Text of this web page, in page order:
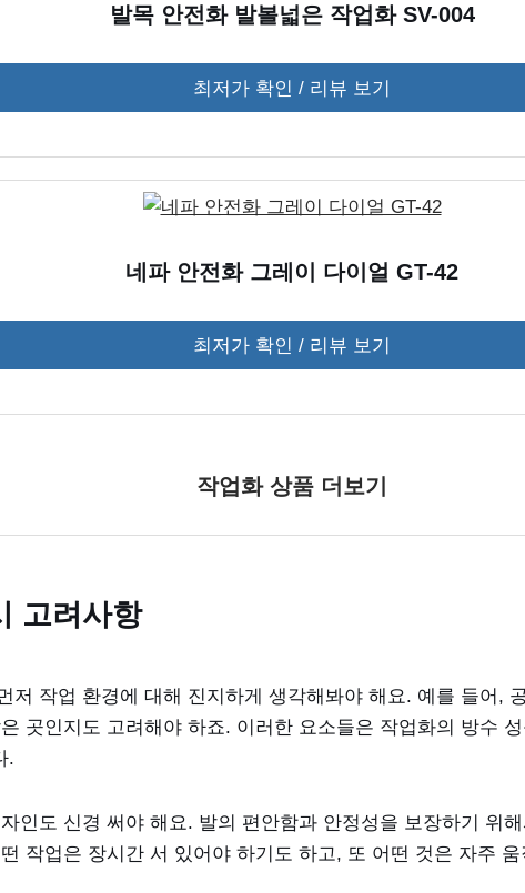
발목 안전화 발볼넓은 작업화 SV-004
최저가 확인 / 리뷰 보기
네파 안전화 그레이 다이얼 GT-42
최저가 확인 / 리뷰 보기
작업화 상품 더보기
고려사항
저 작업 환경에 대해 진지하게 생각해봐야 해요. 예를 들어,
곳인지도 고려해야 하죠. 이러한 요소들은 작업화의 방수
.
인도 신경 써야 해요. 발의 편안함과 안정성을 보장하기 위
작업은 장시간 서 있어야 하기도 하고, 또 어떤 것은 자주